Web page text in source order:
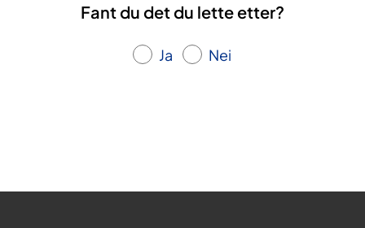
Fant du det du lette etter?
Ja Nei